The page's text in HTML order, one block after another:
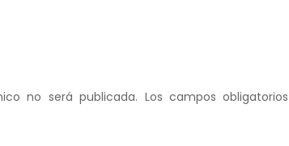
no será publicada. Los campos obligatorios